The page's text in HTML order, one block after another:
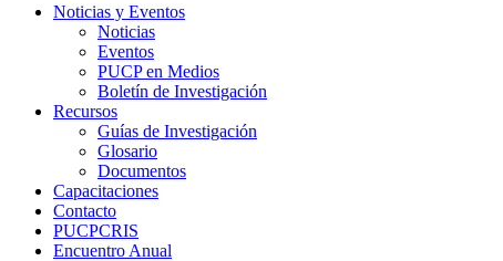
Noticias y Eventos
Noticias
Eventos
PUCP en Medios
Boletín de Investigación
Recursos
Guías de Investigación
Glosario
Documentos
Capacitaciones
Contacto
PUCPCRIS
Encuentro Anual